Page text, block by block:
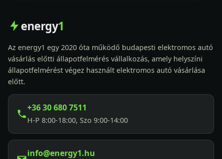
energy1
Az energy1 egy 2020 óta működő budapesti elektromos autó
vásárlás előtti állapotfelmérés vállalkozás, amely helyszíni
állapotfelmérést végez használt elektromos autó vásárlása
előtt.
+36 30 680 7511
H-P 8:00-18:00, Szo 9:00-14:00
info@energy1.hu